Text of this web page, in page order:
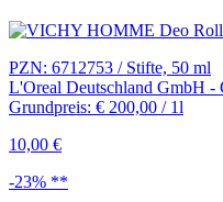
PZN: 6712753 / Stifte, 50 ml
L'Oreal Deutschland GmbH -
Grundpreis: € 200,00 / 1l
10,00 €
-23% **